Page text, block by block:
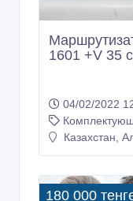
1601 +V 35
04/02/2022
Казахстан,
180 000